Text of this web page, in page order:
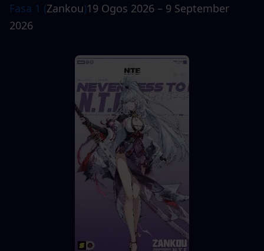
Fasa 1 (Zankou)19 Ogos 2026 – 9 September
2026